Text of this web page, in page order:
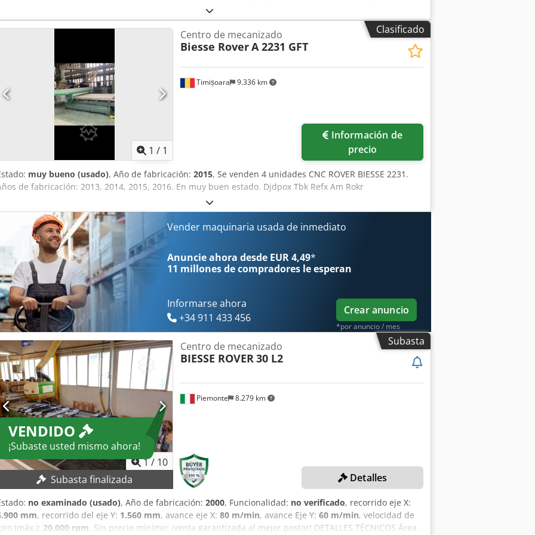
m/s Peso: 3450 kg La máquina requiere revisión y mantenimiento.
Clasificado
1 / 1
Timișoara 9.336 km
Centro de mecanizado
Biesse RoverA 2231 GFT
precio
muy bueno (usado), Año de fabricación: 2015, Se venden 4 unidades CNC ROVER BIESSE 2231.
de fabricación: 2013, 2014, 2015, 2016. En muy buen estado. Djdpox Tbk Refx Am Rokr
Vender maquinaria usada de inmediato
Anuncie ahora desde EUR 4,49*
11 millones de compradores le esperan
Informarse ahora
+34 911 433 456
Crear anuncio
*por anuncio / mes
Subasta
VENDIDO
¡Subaste usted mismo ahora!
1/ 10
Subasta finalizada
Piemonte 8.279 km
Centro de mecanizado
BIESSE ROVER30 L2
Detalles
no examinado (usado), Año de fabricación: 2000, Funcionalidad: no verificado, recorrido eje X:
mm, recorrido del eje Y: 1.560 mm, avance eje X: 80 m/min, avance Eje Y: 60 m/min, velocidad de
(máx.): 20.000 rpm, Sin precio mínimo: ¡venta garantizada al mejor postor! DETALLES TÉCNICOS Área